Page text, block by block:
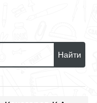
Найти